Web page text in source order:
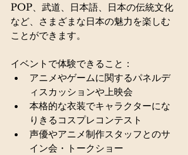
POP、武道、日本語、日本の伝統文化
など、さまざまな日本の魅力を楽しむ
ことができます。
イベントで体験できること：
アニメやゲームに関するパネルデ
ィスカッションや上映会
本格的な衣装でキャラクターにな
りきるコスプレコンテスト
声優やアニメ制作スタッフとのサ
イン会・トークショー